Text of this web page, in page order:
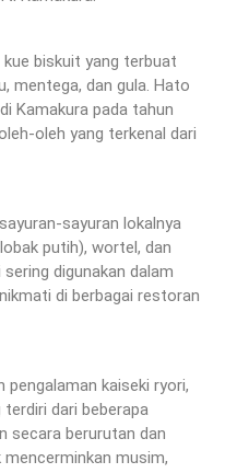
biskuit yang terbuat
mentega, dan gula. Hato
Kamakura pada tahun
oleh yang terkenal dari
sayuran lokalnya
putih), wortel, dan
digunakan dalam
di berbagai restoran
pengalaman kaiseki ryori,
terdiri dari beberapa
secara berurutan dan
musim,